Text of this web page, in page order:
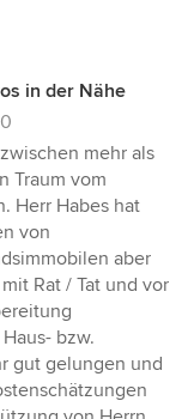
in der Nähe
mehr als
Traum vom
Herr Habes hat
von
aber
Rat / Tat und vor
bzw.
gut gelungen und